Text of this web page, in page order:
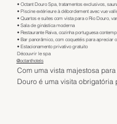
• Octant Douro Spa, tratamentos exclusivos,
• Piscine extérieure à débordement avec vue
• Quartos e suítes com vista para o Rio Douro,
• Sala de ginástica moderna
• Restaurante Raiva, cozinha portuguesa
• Bar panorâmico, com coquetéis para apreciar
• Estacionamento privativo gratuito
Découvrir le spa
@octanthotels
Com uma vista majestosa
Douro é uma visita obrigatória
estabelecimento excecional